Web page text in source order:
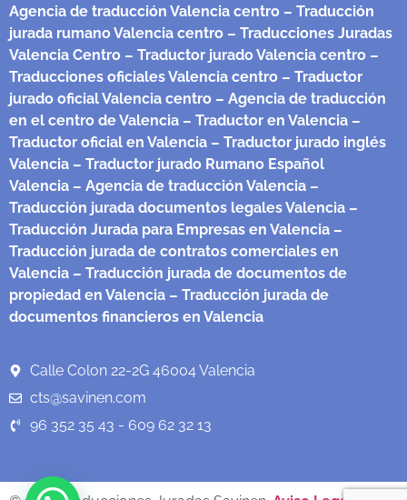
Agencia de traducción Valencia centro – Traducción
jurada rumano Valencia centro – Traducciones Juradas
Valencia Centro – Traductor jurado Valencia centro –
Traducciones oficiales Valencia centro – Traductor
jurado oficial Valencia centro – Agencia de traducción
en el centro de Valencia – Traductor en Valencia –
Traductor oficial en Valencia – Traductor jurado inglés
Valencia – Traductor jurado Rumano Español
Valencia – Agencia de traducción Valencia –
Traducción jurada documentos legales Valencia –
Traducción Jurada para Empresas en Valencia –
Traducción jurada de contratos comerciales en
Valencia – Traducción jurada de documentos de
propiedad en Valencia – Traducción jurada de
documentos financieros en Valencia
Calle Colon 22-2G 46004 Valencia
cts@savinen.com
96 352 35 43 - 609 62 32 13